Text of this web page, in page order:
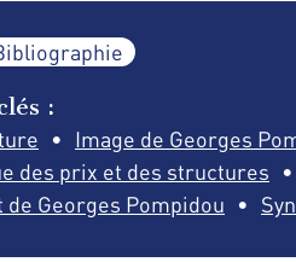
:
Image de Georges
des prix et des structures
Georges Pompidou